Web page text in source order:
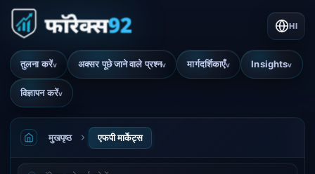
तुलना करेंv अक्सर पूछे जाने वाले प्रश्नv मार्गदर्शिकाएँv Insightsv
विज्ञापन करेंv
HI
मुखपृष्ठ एफपी मार्केट्स